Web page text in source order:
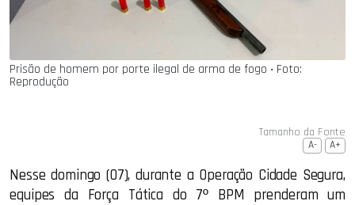
Prisão de homem por porte ilegal de arma de fogo ‧ Foto:
Reprodução
Tamanho da Fonte
A- A+
Nesse domingo (07), durante a Operação Cidade Segura,
equipes da Força Tática do 7º BPM prenderam um